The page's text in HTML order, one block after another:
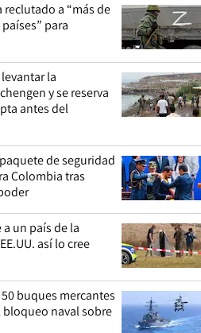
reclutado a “más de
para
la
y se reserva
antes del
de seguridad
Colombia tras
un país de la
así lo cree
buques mercantes
naval sobre